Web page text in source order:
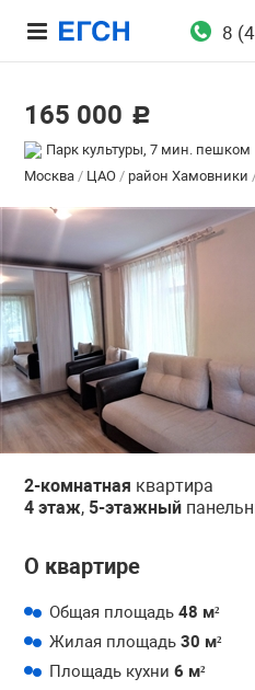
8
165 000 c
Парк культуры, 7 мин. пешком
Москва/ ЦАО/ район Хамовники
2-комнатная квартира
4 этаж, 5-этажный
О квартире
Общая площадь48 м²
Жилая площадь30 м²
Площадь кухни6 м²